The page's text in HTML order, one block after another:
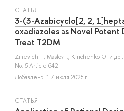
СТАТЬЯ
3-(3-Azabicyclo[2, 2,
oxadiazoles as Novel Potent
Treat T2DM
Zinevich T., Maslov I., Kirichenko O. и др.
No. 5 Article 642
Добавлено: 17 июля 2025 г.
СТАТЬЯ